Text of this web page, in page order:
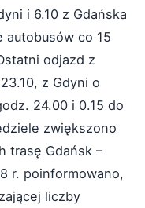
i 6.10 z Gdańska
autobusów co 15
odjazd z
z Gdyni o
24.00 i 0.15 do
zwiększono
trasę Gdańsk –
r. poinformowano,
liczby